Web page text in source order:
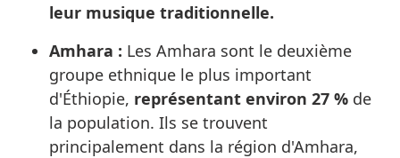
leur musique traditionnelle.
Amhara : Les Amhara sont le deuxième
groupe ethnique le plus important
d'Éthiopie, représentant environ 27 % de
la population. Ils se trouvent
principalement dans la région d'Amhara,